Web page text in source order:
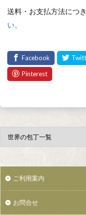
送料・お支払方法につ
い。
ご利用案内
お問合せ